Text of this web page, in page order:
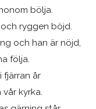
bölja.
ryggen böjd.
och han är nöjd,
följa.
fjärran år
kyrka.